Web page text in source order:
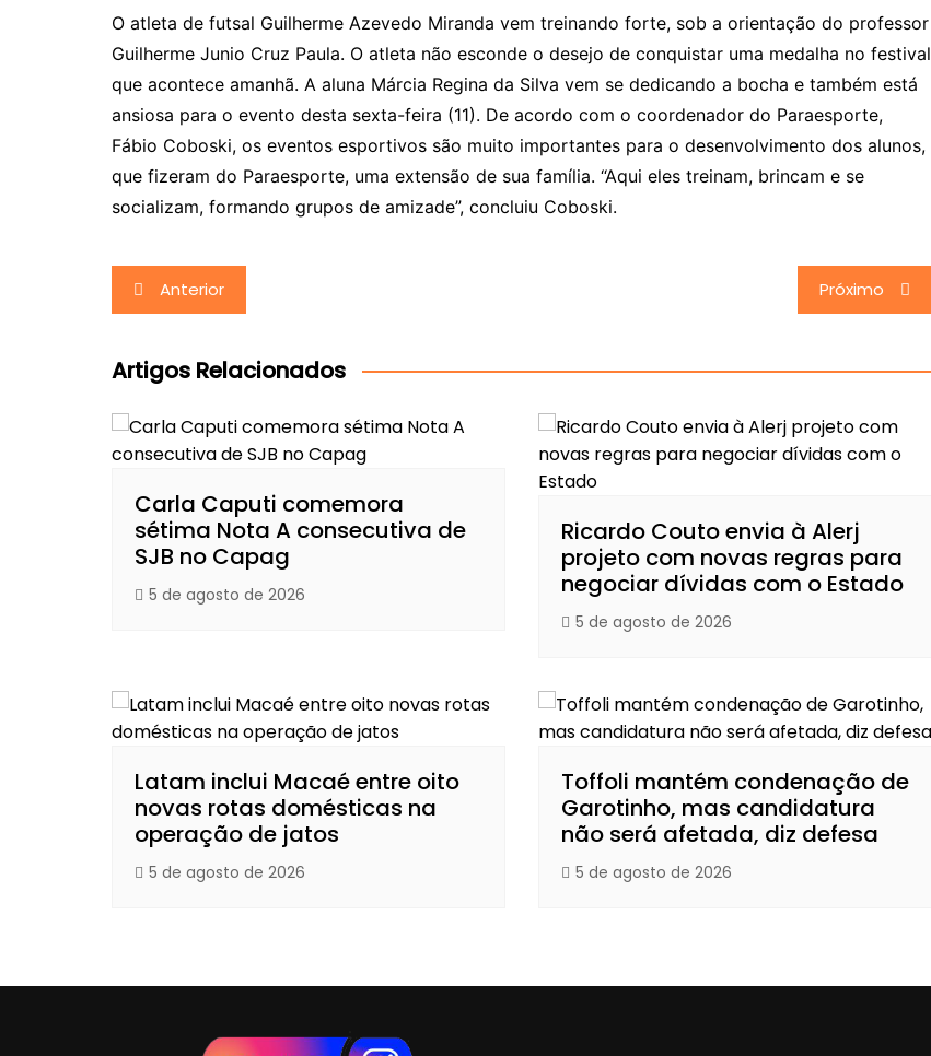
O atleta de futsal Guilherme Azevedo Miranda vem treinando forte, sob a orientação do professor
Guilherme Junio Cruz Paula. O atleta não esconde o desejo de conquistar uma medalha no festival
que acontece amanhã. A aluna Márcia Regina da Silva vem se dedicando a bocha e também está
ansiosa para o evento desta sexta-feira (11). De acordo com o coordenador do Paraesporte,
Fábio Coboski, os eventos esportivos são muito importantes para o desenvolvimento dos alunos,
que fizeram do Paraesporte, uma extensão de sua família. “Aqui eles treinam, brincam e se
socializam, formando grupos de amizade”, concluiu Coboski.
Navegação
de
Post
Anterior Próximo
Artigos Relacionados
Carla Caputi comemora
sétima Nota A consecutiva de
SJB no Capag
5 de agosto de 2026
Ricardo Couto envia à Alerj
projeto com novas regras para
negociar dívidas com o Estado
5 de agosto de 2026
Latam inclui Macaé entre oito
novas rotas domésticas na
operação de jatos
5 de agosto de 2026
Toffoli mantém condenação de
Garotinho, mas candidatura
não será afetada, diz defesa
5 de agosto de 2026